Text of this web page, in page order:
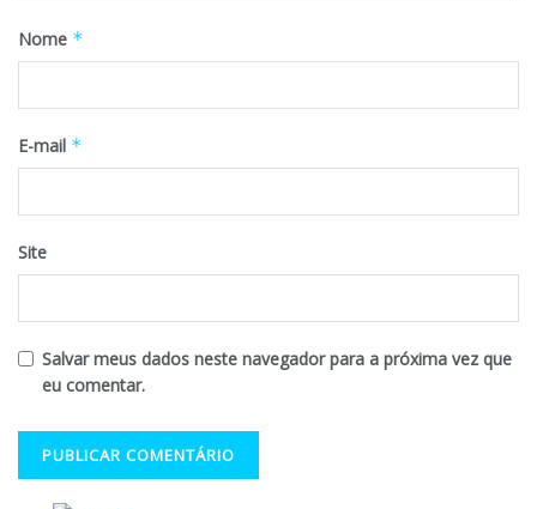
Nome *
E-mail *
Site
Salvar meus dados neste navegador para a próxima vez que
eu comentar.